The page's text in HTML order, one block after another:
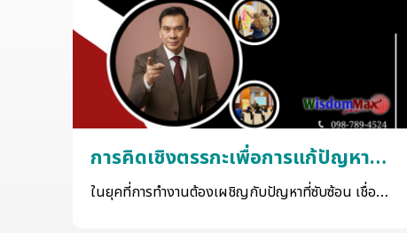
การคิดเชิงตรรกะเพื่อการแก้ปัญหา
อย่างเป็นระบบ
ในยุคที่การทำงานต้องเผชิญกับปัญหาที่ซับซ้อน เชื่อม